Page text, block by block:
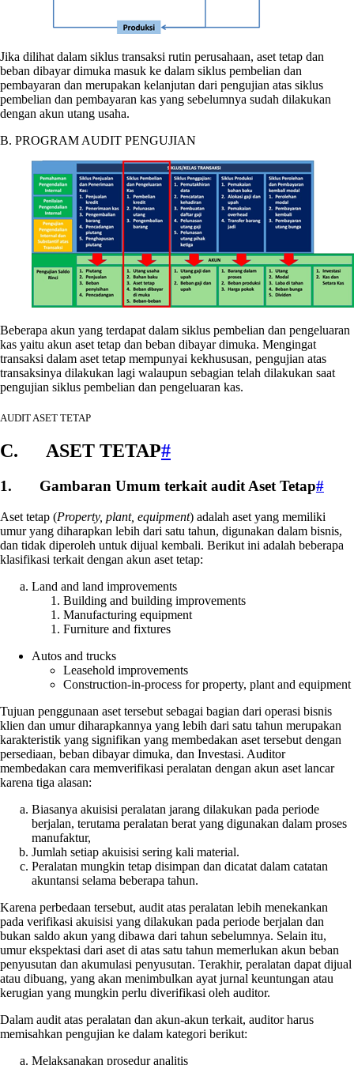
Jika dilihat dalam siklus transaksi rutin perusahaan, aset tetap dan
beban dibayar dimuka masuk ke dalam siklus pembelian dan
pembayaran dan merupakan kelanjutan dari pengujian atas siklus
pembelian dan pembayaran kas yang sebelumnya sudah dilakukan
dengan akun utang usaha.
B. PROGRAM AUDIT PENGUJIAN
Beberapa akun yang terdapat dalam siklus pembelian dan pengeluaran
kas yaitu akun aset tetap dan beban dibayar dimuka. Mengingat
transaksi dalam aset tetap mempunyai kekhususan, pengujian atas
transaksinya dilakukan lagi walaupun sebagian telah dilakukan saat
pengujian siklus pembelian dan pengeluaran kas.
AUDIT ASET TETAP
C. ASET TETAP#
1. Gambaran Umum terkait audit Aset Tetap#
Aset tetap (Property, plant, equipment) adalah aset yang memiliki
umur yang diharapkan lebih dari satu tahun, digunakan dalam bisnis,
dan tidak diperoleh untuk dijual kembali. Berikut ini adalah beberapa
klasifikasi terkait dengan akun aset tetap:
Land and land improvements
Building and building improvements
Manufacturing equipment
Furniture and fixtures
Autos and trucks
Leasehold improvements
Construction-in-process for property, plant and equipment
Tujuan penggunaan aset tersebut sebagai bagian dari operasi bisnis
klien dan umur diharapkannya yang lebih dari satu tahun merupakan
karakteristik yang signifikan yang membedakan aset tersebut dengan
persediaan, beban dibayar dimuka, dan Investasi. Auditor
membedakan cara memverifikasi peralatan dengan akun aset lancar
karena tiga alasan:
Biasanya akuisisi peralatan jarang dilakukan pada periode
berjalan, terutama peralatan berat yang digunakan dalam proses
manufaktur,
Jumlah setiap akuisisi sering kali material.
Peralatan mungkin tetap disimpan dan dicatat dalam catatan
akuntansi selama beberapa tahun.
Karena perbedaan tersebut, audit atas peralatan lebih menekankan
pada verifikasi akuisisi yang dilakukan pada periode berjalan dan
bukan saldo akun yang dibawa dari tahun sebelumnya. Selain itu,
umur ekspektasi dari aset di atas satu tahun memerlukan akun beban
penyusutan dan akumulasi penyusutan. Terakhir, peralatan dapat dijual
atau dibuang, yang akan menimbulkan ayat jurnal keuntungan atau
kerugian yang mungkin perlu diverifikasi oleh auditor.
Dalam audit atas peralatan dan akun-akun terkait, auditor harus
memisahkan pengujian ke dalam kategori berikut:
Melaksanakan prosedur analitis